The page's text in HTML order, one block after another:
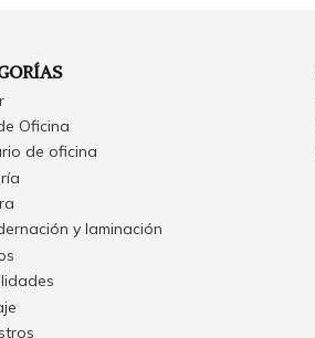
Oficina
de oficina
y laminación